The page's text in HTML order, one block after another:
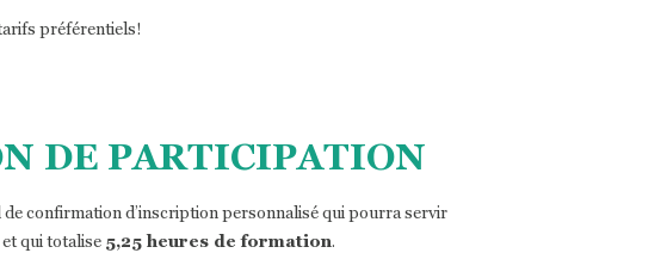
préférentiels!
DE PARTICIPATION
confirmation d’inscription personnalisé qui pourra servir
qui totalise 5,25 heures de formation.